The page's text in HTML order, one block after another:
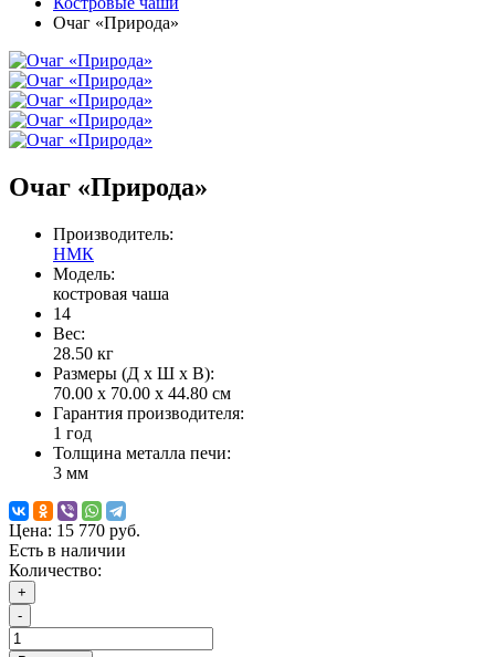
Очаг «Природа»
Очаг «Природа»
Производитель:
НМК
Модель:
костровая чаша
14
Вес:
28.50 кг
Размеры (Д x Ш x В):
70.00 x 70.00 x 44.80 см
Гарантия производителя:
1 год
Толщина металла печи:
3 мм
Цена: 15 770 руб.
Есть в наличии
Количество:
+
-